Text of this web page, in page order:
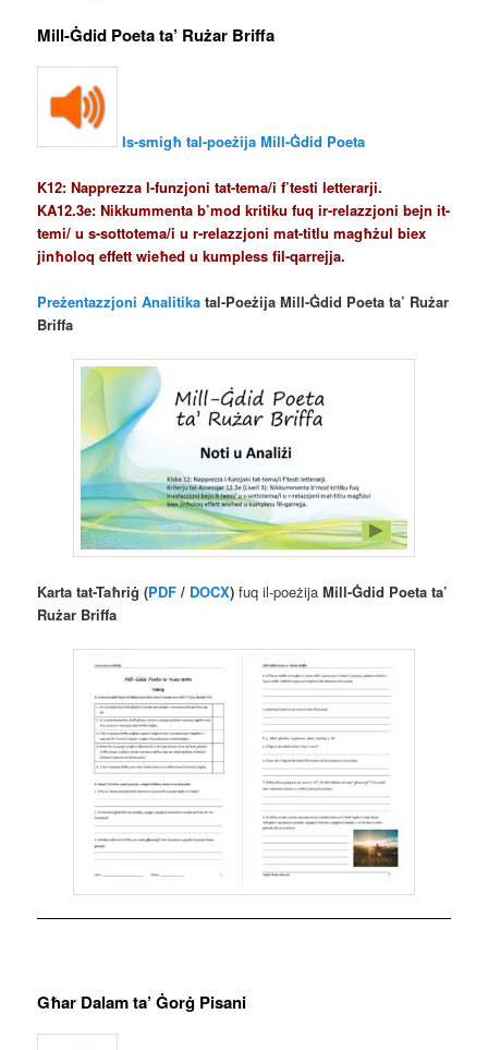
Mill-Ġdid Poeta ta’ Rużar Briffa
Is-smigħ tal-poeżija Mill-Ġdid Poeta
K12: Napprezza l-funzjoni tat-tema/i f’testi letterarji.
KA12.3e: Nikkummenta b’mod kritiku fuq ir-relazzjoni bejn it-
temi/ u s-sottotema/i u r-relazzjoni mat-titlu magħżul biex
jinħoloq effett wieħed u kumpless fil-qarrejja.
Preżentazzjoni Analitika tal-Poeżija Mill-Ġdid Poeta ta’ Rużar
Briffa
Karta tat-Taħriġ (PDF / DOCX) fuq il-poeżijaMill-Ġdid Poeta ta’
Rużar Briffa
Għar Dalam ta’ Ġorġ Pisani